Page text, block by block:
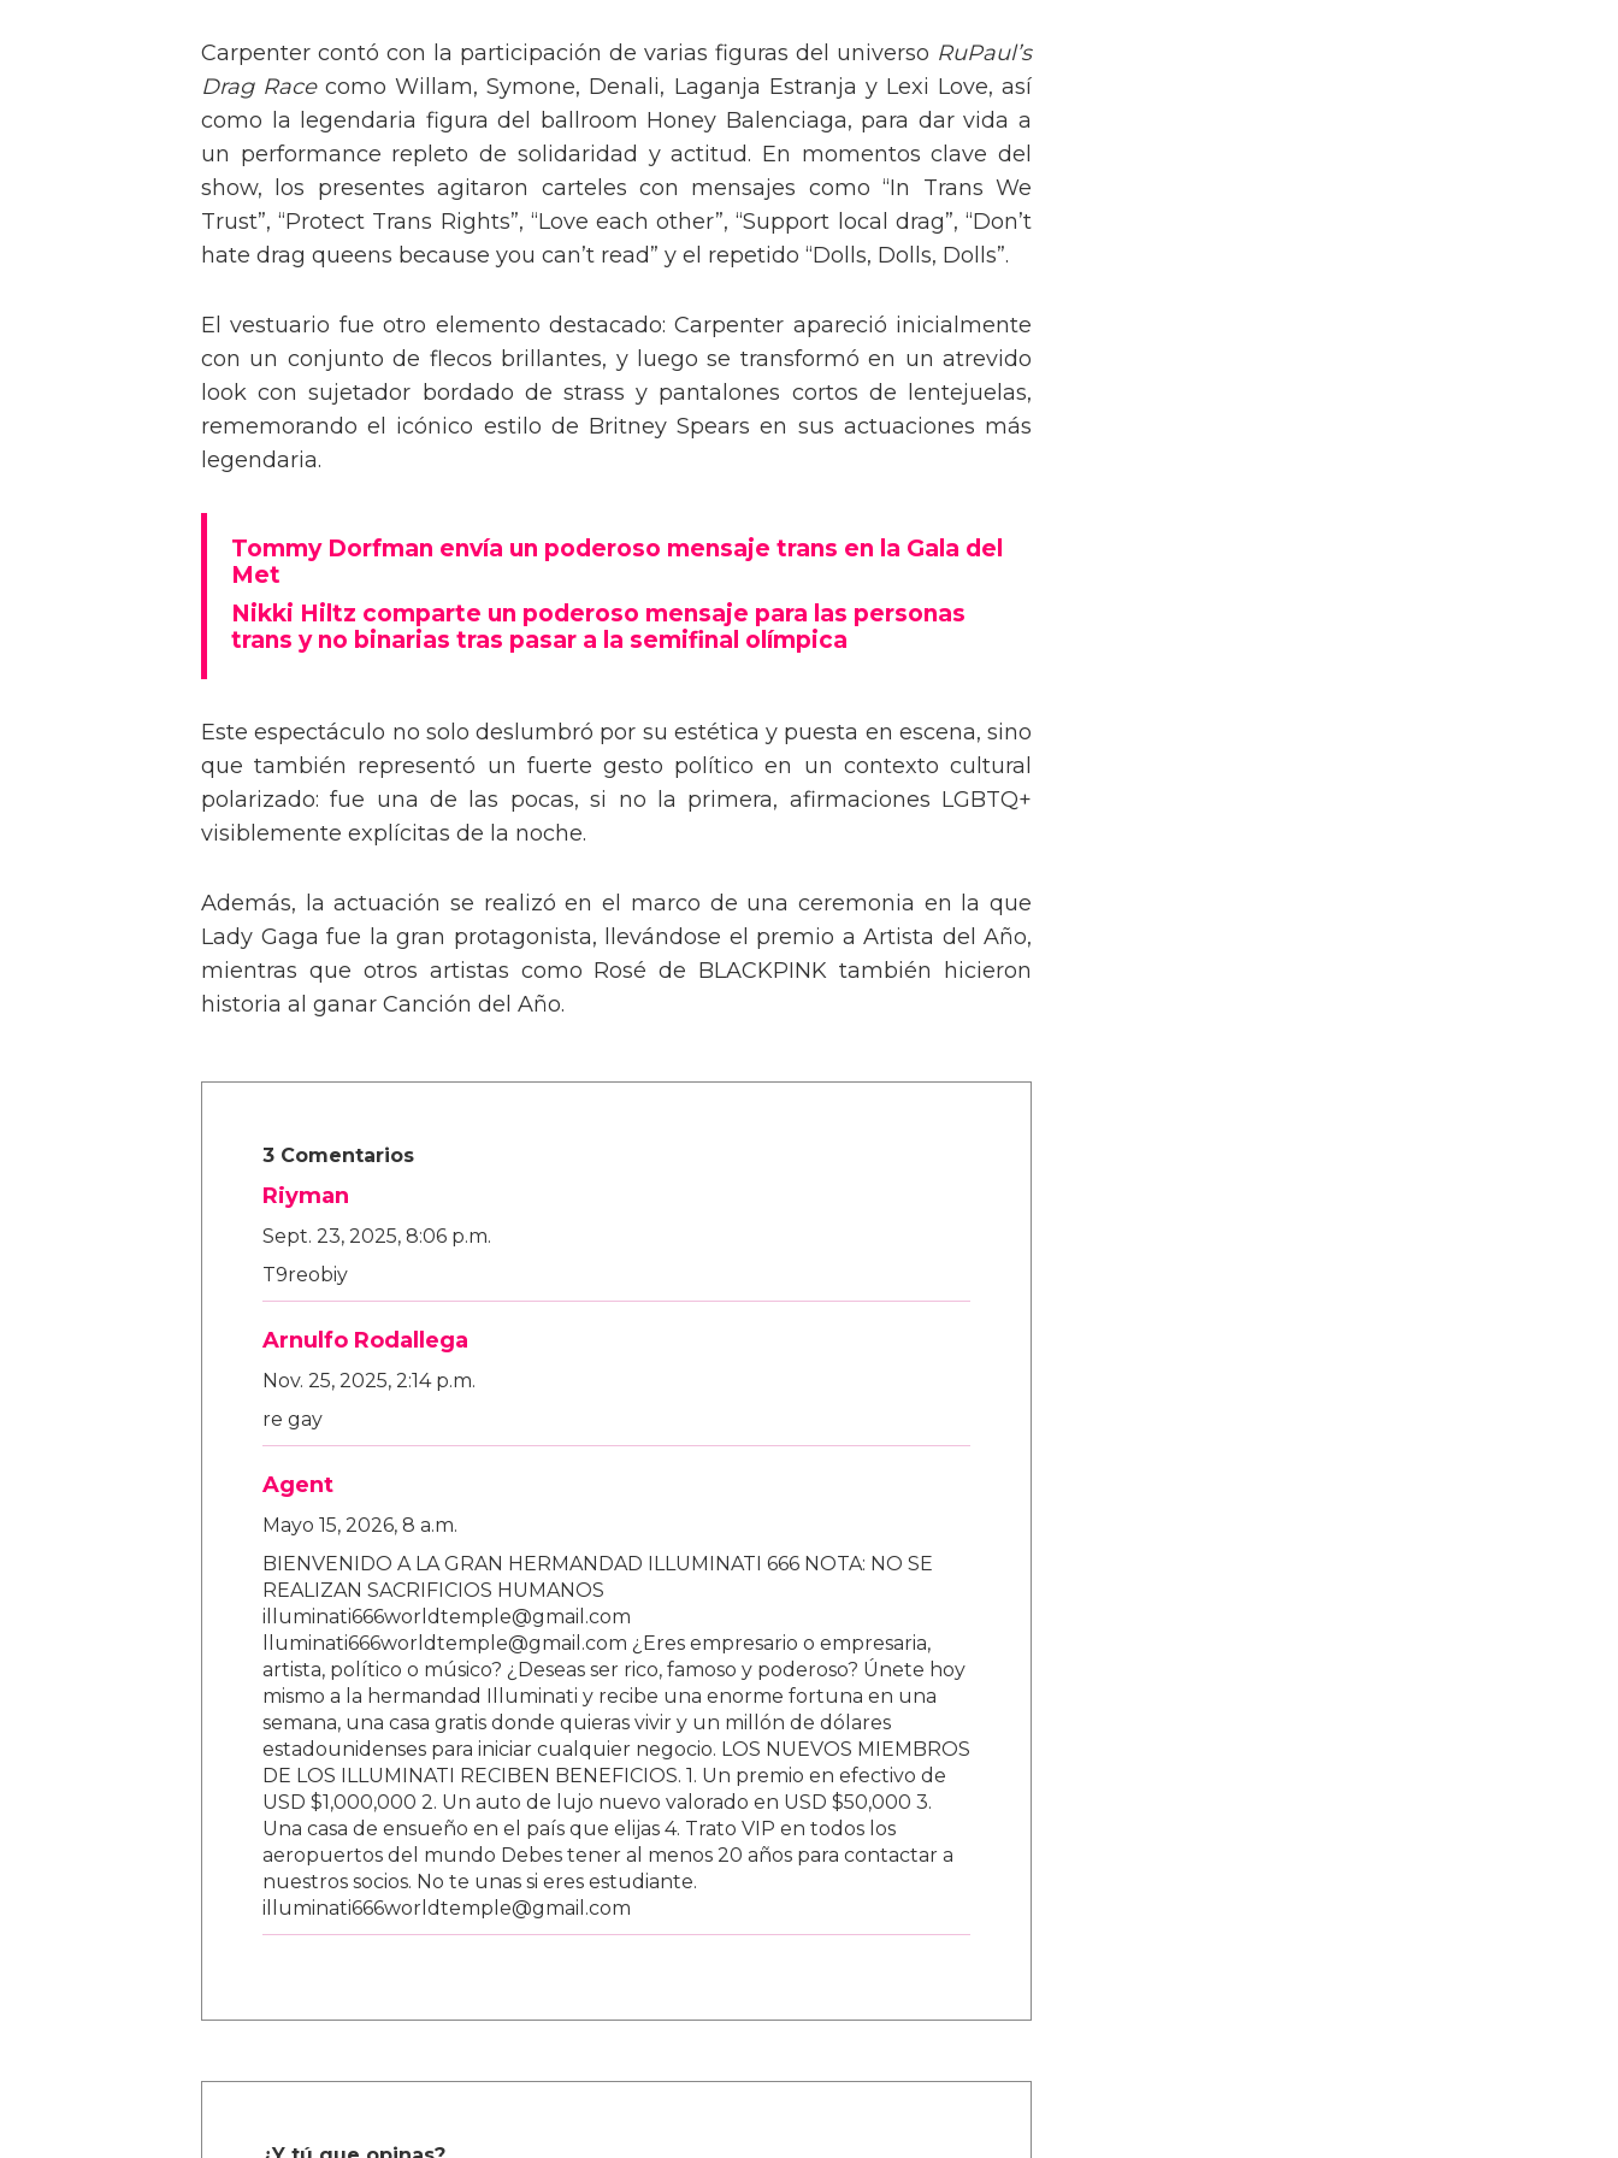
Carpenter contó con la participación de varias figuras del universo RuPaul’s
Drag Racecomo Willam, Symone, Denali, Laganja Estranja y Lexi Love, así
como la legendaria figura del ballroom Honey Balenciaga, para dar vida a
un performance repleto de solidaridad y actitud. En momentos clave del
show, los presentes agitaron carteles con mensajes como “In Trans We
Trust”, “Protect Trans Rights”, “Love each other”, “Support local drag”, “Don’t
hate drag queens because you can’t read” y el repetido “Dolls, Dolls, Dolls”.
El vestuario fue otro elemento destacado: Carpenter apareció inicialmente
con un conjunto de flecos brillantes, y luego se transformó en un atrevido
look con sujetador bordado de strass y pantalones cortos de lentejuelas,
rememorando el icónico estilo de Britney Spears en sus actuaciones más
legendaria.
Tommy Dorfman envía un poderoso mensaje trans en la Gala del
Met
Nikki Hiltz comparte un poderoso mensaje para las personas
trans y no binarias tras pasar a la semifinal olímpica
Este espectáculo no solo deslumbró por su estética y puesta en escena, sino
que también representó un fuerte gesto político en un contexto cultural
polarizado: fue una de las pocas, si no la primera, afirmaciones LGBTQ+
visiblemente explícitas de la noche.
Además, la actuación se realizó en el marco de una ceremonia en la que
Lady Gaga fue la gran protagonista, llevándose el premio a Artista del Año,
mientras que otros artistas como Rosé de BLACKPINK también hicieron
historia al ganar Canción del Año.
3 Comentarios
Riyman
Sept. 23, 2025, 8:06 p.m.
T9reobiy
Arnulfo Rodallega
Nov. 25, 2025, 2:14 p.m.
re gay
Agent
Mayo 15, 2026, 8 a.m.
BIENVENIDO A LA GRAN HERMANDAD ILLUMINATI 666 NOTA: NO SE
REALIZAN SACRIFICIOS HUMANOS
illuminati666worldtemple@gmail.com
lluminati666worldtemple@gmail.com ¿Eres empresario o empresaria,
artista, político o músico? ¿Deseas ser rico, famoso y poderoso? Únete hoy
mismo a la hermandad Illuminati y recibe una enorme fortuna en una
semana, una casa gratis donde quieras vivir y un millón de dólares
estadounidenses para iniciar cualquier negocio. LOS NUEVOS MIEMBROS
DE LOS ILLUMINATI RECIBEN BENEFICIOS. 1. Un premio en efectivo de
USD $1,000,000 2. Un auto de lujo nuevo valorado en USD $50,000 3.
Una casa de ensueño en el país que elijas 4. Trato VIP en todos los
aeropuertos del mundo Debes tener al menos 20 años para contactar a
nuestros socios. No te unas si eres estudiante.
illuminati666worldtemple@gmail.com